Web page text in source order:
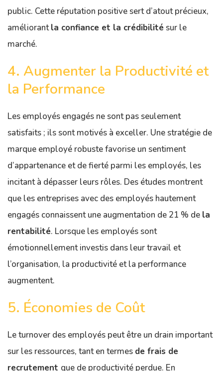
public. Cette réputation positive sert d’atout précieux,
améliorantla confiance et la crédibilité sur le
marché.
4. Augmenter la Productivité et
la Performance
Les employés engagés ne sont pas seulement
satisfaits ; ils sont motivés à exceller. Une stratégie de
marque employé robuste favorise un sentiment
d’appartenance et de fierté parmi les employés, les
incitant à dépasser leurs rôles. Des études montrent
que les entreprises avec des employés hautement
engagés connaissent une augmentation de 21 % de la
rentabilité. Lorsque les employés sont
émotionnellement investis dans leur travail et
l’organisation, la productivité et la performance
augmentent.
5. Économies de Coût
Le turnover des employés peut être un drain important
sur les ressources, tant en termes de frais de
recrutement que de productivité perdue. En